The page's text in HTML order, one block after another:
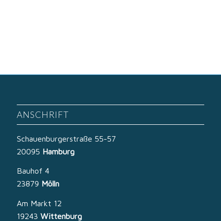
ANSCHRIFT
Schauenburgerstraße 55-57
20095 Hamburg
Bauhof 4
23879 Mölln
Am Markt 12
19243 Wittenburg